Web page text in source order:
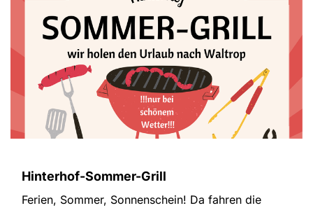
Hinterhof-Sommer-Grill
Ferien, Sommer, Sonnenschein! Da fahren die